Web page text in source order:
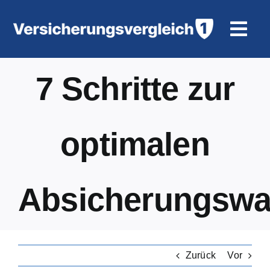
Inhalt
Rürup-
7 Schritte zur
optimalen
Zurück Vor